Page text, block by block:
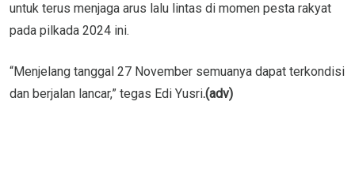
untuk terus menjaga arus lalu lintas di momen pesta rakyat
pada pilkada 2024 ini.
“Menjelang tanggal 27 November semuanya dapat terkondisi
dan berjalan lancar,” tegas Edi Yusri.(adv)